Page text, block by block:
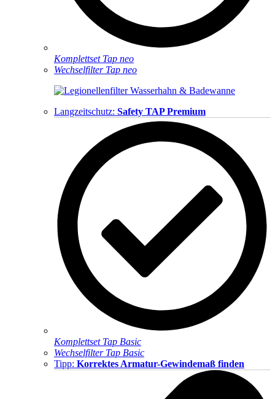
Komplettset Tap neo
Wechselfilter Tap neo
Langzeitschutz: Safety TAP Premium
Komplettset Tap Basic
Wechselfilter Tap Basic
Tipp: Korrektes Armatur-Gewindemaß finden